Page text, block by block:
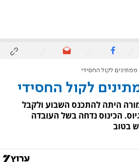
ממתינים לקול החסידי
לקול החסידי
היתה להתכנס השבוע ולקבל
הכינוס נדחה בשל העובדה
בטוב